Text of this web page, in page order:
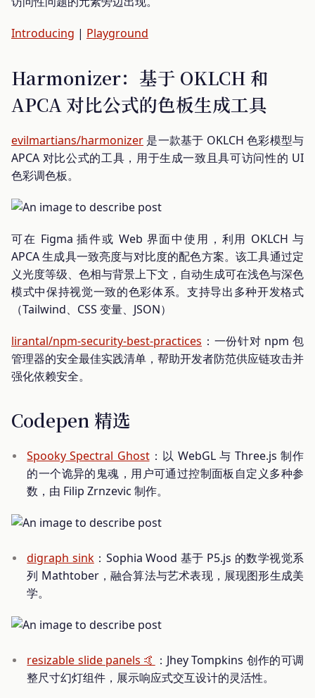
Introducing | Playground
Harmonizer：基于 OKLCH 和
APCA 对比公式的色板生成工具
evilmartians/harmonizer 是一款基于 OKLCH 色彩模型与
APCA 对比公式的工具，用于生成一致且具可访问性的 UI
色彩调色板。
可在 Figma 插件或 Web 界面中使用，利用 OKLCH 与
APCA 生成具一致亮度与对比度的配色方案。该工具通过定
义光度等级、色相与背景上下文，自动生成可在浅色与深色
模式中保持视觉一致的色彩体系。支持导出多种开发格式
（Tailwind、CSS 变量、JSON）
lirantal/npm-security-best-practices ：一份针对 npm 包
管理器的安全最佳实践清单，帮助开发者防范供应链攻击并
强化依赖安全。
Codepen 精选
Spooky Spectral Ghost：以 WebGL 与 Three.js 制作
的一个诡异的鬼魂，用户可通过控制面板自定义多种参
数，由 Filip Zrnzevic 制作。
digraph sink：Sophia Wood 基于 P5.js 的数学视觉系
列 Mathtober，融合算法与艺术表现，展现图形生成美
学。
resizable slide panels 🤙 ：Jhey Tompkins 创作的可调
整尺寸幻灯组件，展示响应式交互设计的灵活性。